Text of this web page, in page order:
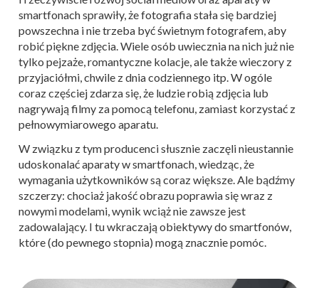
smartfonach sprawiły, że fotografia stała się bardziej
powszechna i nie trzeba być świetnym fotografem, aby
robić piękne zdjęcia. Wiele osób uwiecznia na nich już nie
tylko pejzaże, romantyczne kolacje, ale także wieczory z
przyjaciółmi, chwile z dnia codziennego itp. W ogóle
coraz częściej zdarza się, że ludzie robią zdjęcia lub
nagrywają filmy za pomocą telefonu, zamiast korzystać z
pełnowymiarowego aparatu.
W związku z tym producenci słusznie zaczęli nieustannie
udoskonalać aparaty w smartfonach, wiedząc, że
wymagania użytkowników są coraz większe. Ale bądźmy
szczerzy: chociaż jakość obrazu poprawia się wraz z
nowymi modelami, wynik wciąż nie zawsze jest
zadowalający. I tu wkraczają obiektywy do smartfonów,
które (do pewnego stopnia) mogą znacznie pomóc.